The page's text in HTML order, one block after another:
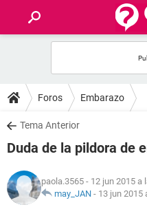
FOROS
SALUD
NUTRICIÓN
Foros Embarazo
Tema Anterior
Duda de la pildora de
paola.3565 - 12 jun 2015 a
may_JAN - 13 jun 2015